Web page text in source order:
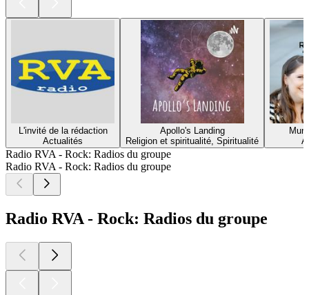
L'invité de la rédaction
Actualités
Apollo's Landing
Religion et spiritualité, Spiritualité
Radio RVA - Rock: Radios du groupe
Radio RVA - Rock: Radios du groupe
Radio RVA - Rock: Radios du groupe